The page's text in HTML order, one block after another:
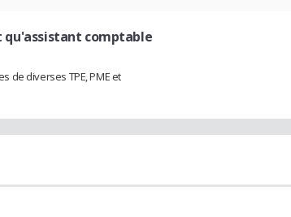
comptable
de diverses TPE, PME et